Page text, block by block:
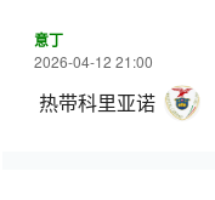
意丁
2026-04-12 21:00
热带科里亚诺